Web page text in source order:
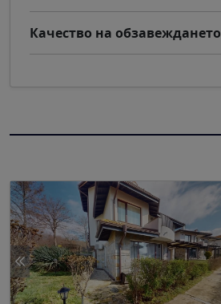
Качество на обзавеждането